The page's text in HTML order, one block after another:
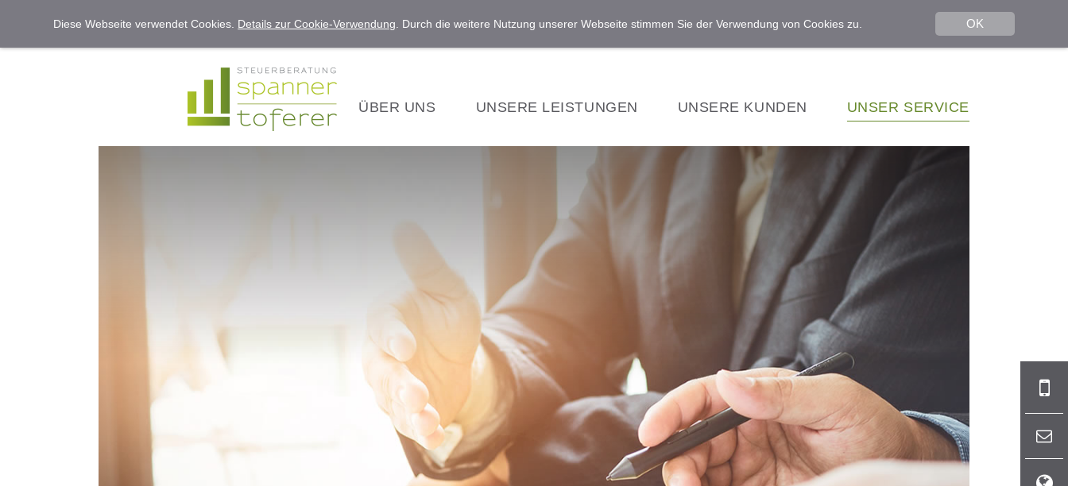
Diese Webseite verwendet Cookies. Details zur Cookie-Verwendung . Durch die weitere Nutzung unserer Webseite stimmen Sie der Verwendung von Cookies zu. OK
ÜBER UNS UNSERE LEISTUNGEN UNSERE KUNDEN UNSER SERVICE